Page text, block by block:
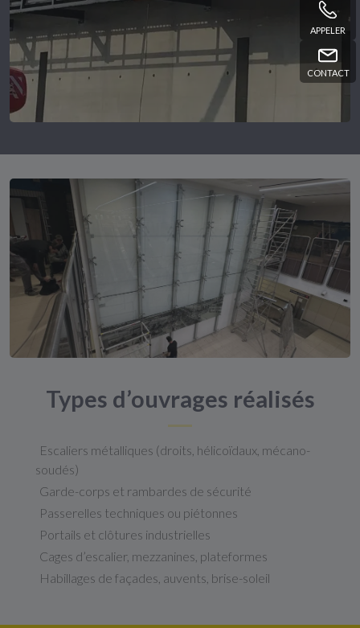
APPELER
CONTACT
Types d’ouvrages réalisés
Escaliers métalliques (droits, hélicoïdaux, mécano-
soudés)
Garde-corps et rambardes de sécurité
Passerelles techniques ou piétonnes
Portails et clôtures industrielles
Cages d’escalier, mezzanines, plateformes
Habillages de façades, auvents, brise-soleil